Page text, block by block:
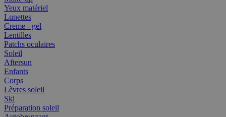
Yeux matériel
Lunettes
Creme - gel
Lentilles
Patchs oculaires
Soleil
Aftersun
Enfants
Corps
Lèvres soleil
Ski
Préparation soleil